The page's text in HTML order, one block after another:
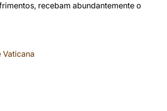
recebam abundantemente o